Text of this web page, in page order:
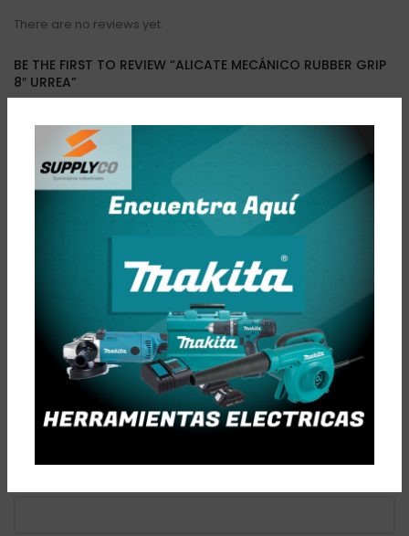
There are no reviews yet.
BE THE FIRST TO REVIEW “ALICATE MECÁNICO RUBBER GRIP
8″ URREA”
campos obligatorios están marcados con
Your rating*
Name*